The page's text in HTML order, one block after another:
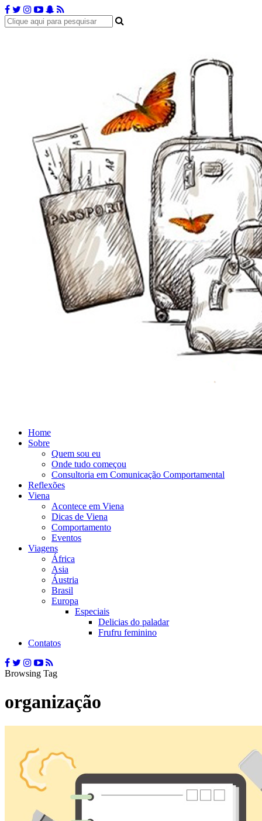
Home
Sobre
Quem sou eu
Onde tudo começou
Consultoria em Comunicação Comportamental
Reflexões
Viena
Acontece em Viena
Dicas de Viena
Comportamento
Eventos
Viagens
África
Asia
Áustria
Brasil
Europa
Especiais
Delicias do paladar
Frufru feminino
Contatos
Browsing Tag
organização